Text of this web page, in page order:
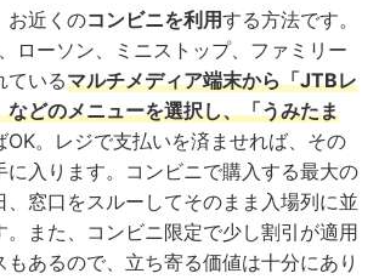
お近くのコンビニを利用する方法です。
ローソン、ミニストップ、ファミリー
ているマルチメディア端末から「JTBレ
などのメニューを選択し、「うみたま
OK。レジで支払いを済ませれば、その
に入ります。コンビニで購入する最大の
、窓口をスルーしてそのまま入場列に並
。また、コンビニ限定で少し割引が適用
もあるので、立ち寄る価値は十分にあり